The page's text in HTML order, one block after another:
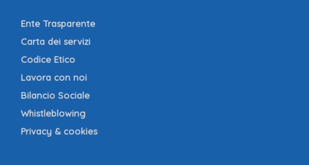
Ente Trasparente
Carta dei servizi
Codice Etico
Lavora con noi
Bilancio Sociale
Whistleblowing
Privacy & cookies